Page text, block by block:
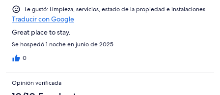
Le gustó: Limpieza, servicios, estado de la propiedad e instalaciones
Traducir con Google
Great place to stay.
Se hospedó 1 noche en junio de 2025
0
Opinión verificada